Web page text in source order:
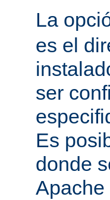
La
es el
ser
Es
donde
Apache